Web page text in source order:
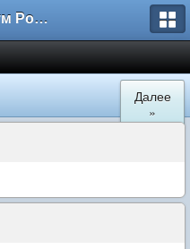
Автофорум Ростова-на-Дону
Далее
»